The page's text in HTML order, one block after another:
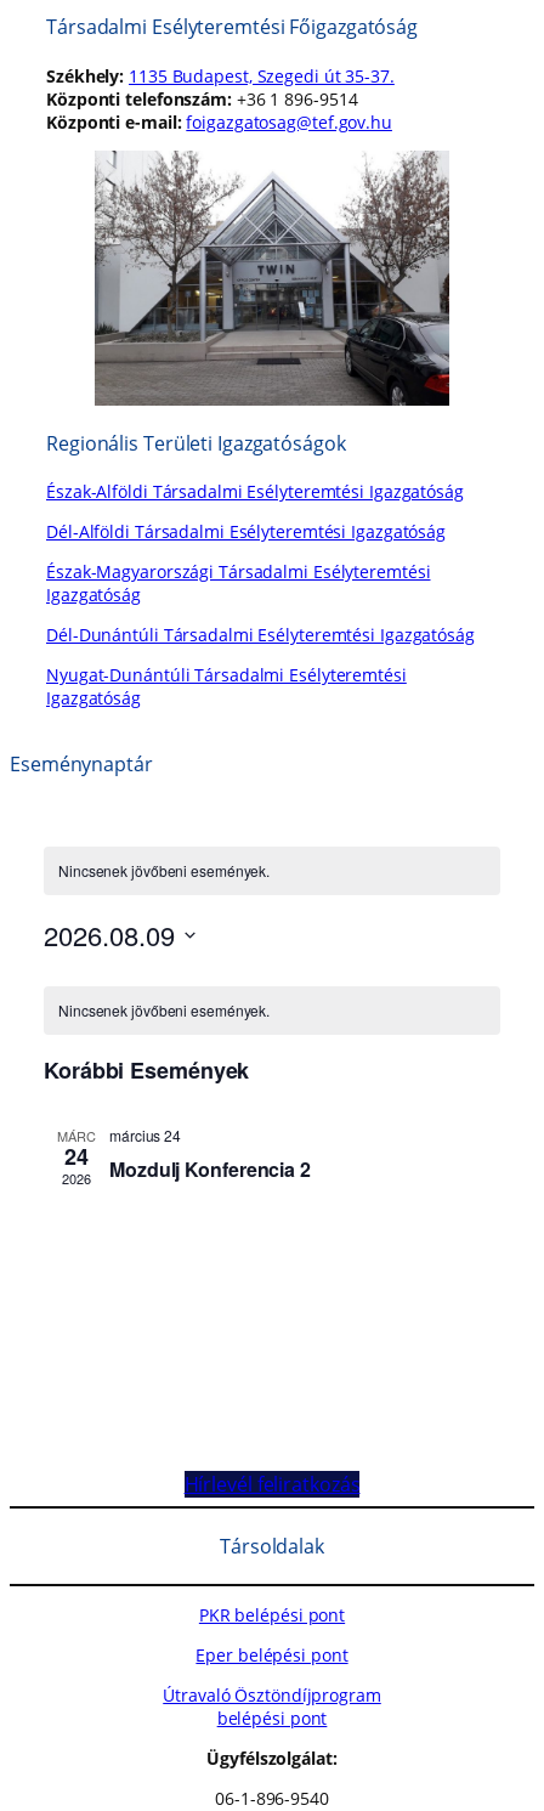
Társadalmi Esélyteremtési Főigazgatóság
Székhely: 1135 Budapest, Szegedi út 35-37.
Központi telefonszám:+36 1 896-9514
Központi e-mail: foigazgatosag@tef.gov.hu
Regionális Területi Igazgatóságok
Észak-Alföldi Társadalmi Esélyteremtési Igazgatóság
Dél-Alföldi Társadalmi Esélyteremtési Igazgatóság
Észak-Magyarországi Társadalmi Esélyteremtési
Igazgatóság
Dél-Dunántúli Társadalmi Esélyteremtési Igazgatóság
Nyugat-Dunántúli Társadalmi Esélyteremtési
Igazgatóság
Eseménynaptár
Hírlevél feliratkozás
Társoldalak
PKR belépési pont
Eper belépési pont
Útravaló Ösztöndíjprogram
belépési pont
Ügyfélszolgálat:
06-1-896-9540